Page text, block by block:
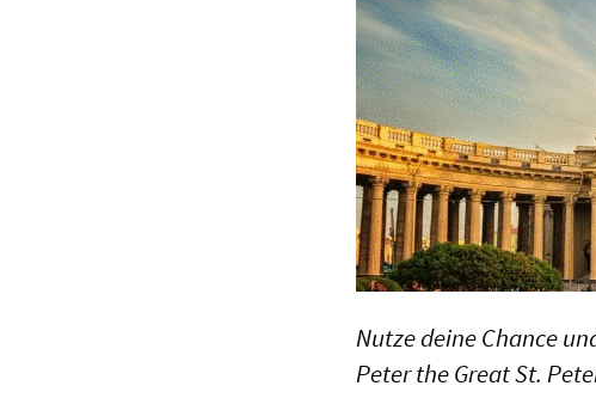
Nutze deine Chance
Peter the Great St.